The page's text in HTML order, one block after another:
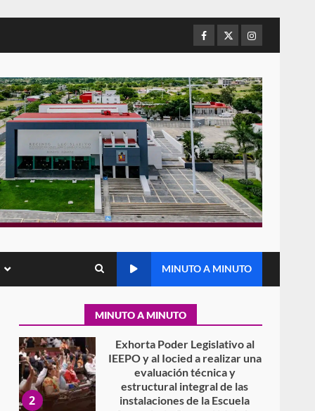
Facebook
TwitterInstagram
MINUTO A MINUTO
MINUTO A MINUTO
animal tras denuncia ciudadana
7
Detienen a Ernesto Ruffo en
Baja California; FGR lo investiga
por presuntos delitos de
delincuencia organizada y
contrabando
16 julio 2026
1
Avanza con orden y
tranquilidad el proceso
electoral extraordinario de
Santiago Xanica: Jesús Romero
7 agosto 2026
Exhorta Poder Legislativo al
IEEPO y al Iocied a realizar una
evaluación técnica y
instalaciones de la Escuela
Secundaria General Moisés
Sáenz Garza
5 agosto 2026
3
Ciudad Salud: justicia social
para Oaxaca
5 agosto 2026